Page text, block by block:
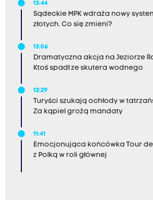
13:44
Sądeckie MPK wdraża nowy
złotych. Co się zmieni?
13:06
Dramatyczna akcja na Jeziorze
Ktoś spadł ze skutera wodnego
12:29
Turyści szukają ochłody w
Za kąpiel grożą mandaty
11:41
Emocjonująca końcówka Tour
z Polką w roli głównej